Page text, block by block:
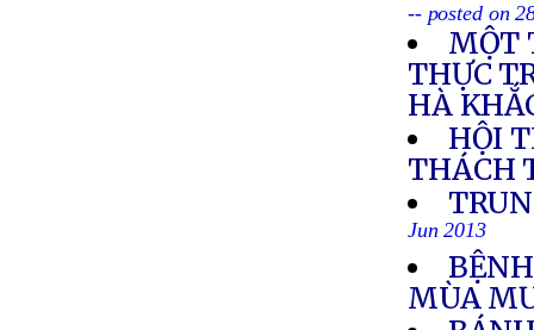
-- posted on
MỘT
THỰC
HÀ
HỘI
THÁCH
Jun 2013
MÙA